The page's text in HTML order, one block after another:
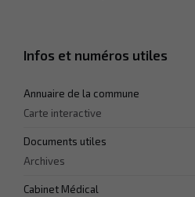
Infos et numéros utiles
Annuaire de la commune
Carte interactive
Documents utiles
Archives
Cabinet Médical